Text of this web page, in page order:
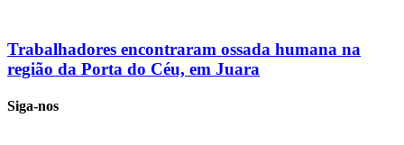
Trabalhadores encontraram ossada humana na
região da Porta do Céu, em Juara
Siga-nos